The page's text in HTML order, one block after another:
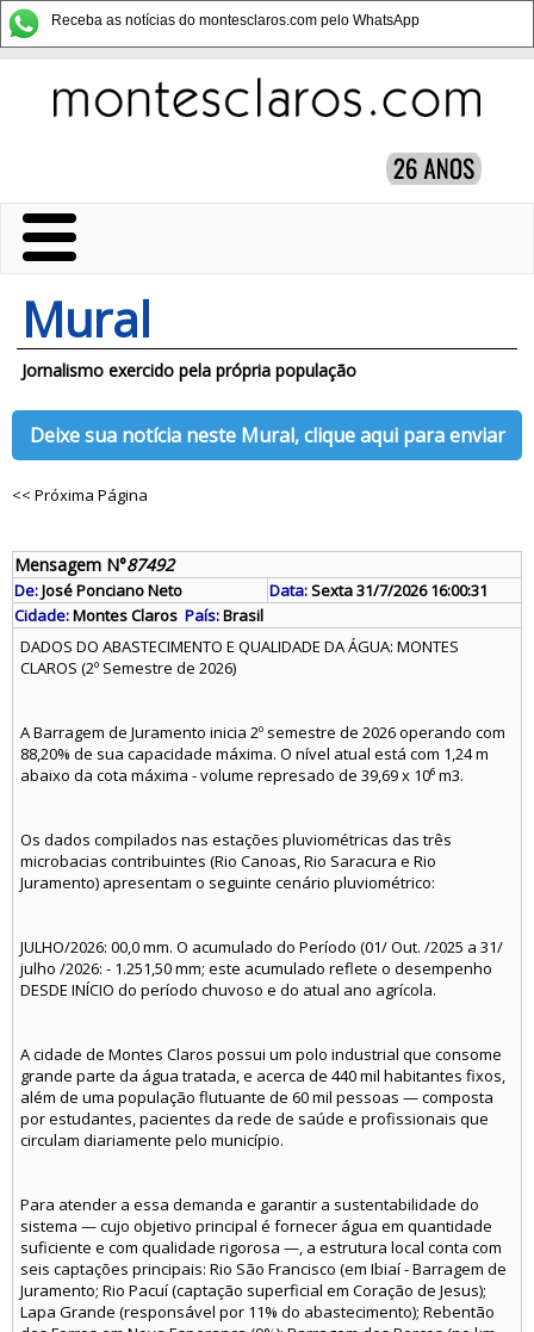
Receba as notícias do montesclaros.com pelo WhatsApp
Mural
Jornalismo exercido pela própria população
Deixe sua notícia neste Mural, clique aqui para enviar
<< Próxima Página
Mensagem N°87492
De:José Ponciano Neto Data:Sexta 31/7/2026 16:00:31
Cidade:Montes Claros País:Brasil
DADOS DO ABASTECIMENTO E QUALIDADE DA ÁGUA: MONTES
CLAROS (2º Semestre de 2026)
A Barragem de Juramento inicia 2º semestre de 2026 operando com
88,20% de sua capacidade máxima. O nível atual está com 1,24 m
abaixo da cota máxima - volume represado de 39,69 x 10⁶ m3.
Os dados compilados nas estações pluviométricas das três
microbacias contribuintes (Rio Canoas, Rio Saracura e Rio
Juramento) apresentam o seguinte cenário pluviométrico:
JULHO/2026: 00,0 mm. O acumulado do Período (01/ Out. /2025 a 31/
julho /2026: - 1.251,50 mm; este acumulado reflete o desempenho
DESDE INÍCIO do período chuvoso e do atual ano agrícola.
A cidade de Montes Claros possui um polo industrial que consome
grande parte da água tratada, e acerca de 440 mil habitantes fixos,
além de uma população flutuante de 60 mil pessoas — composta
por estudantes, pacientes da rede de saúde e profissionais que
circulam diariamente pelo município.
Para atender a essa demanda e garantir a sustentabilidade do
sistema — cujo objetivo principal é fornecer água em quantidade
suficiente e com qualidade rigorosa —, a estrutura local conta com
seis captações principais: Rio São Francisco (em Ibiaí - Barragem de
Juramento; Rio Pacuí (captação superficial em Coração de Jesus);
Lapa Grande (responsável por 11% do abastecimento); Rebentão